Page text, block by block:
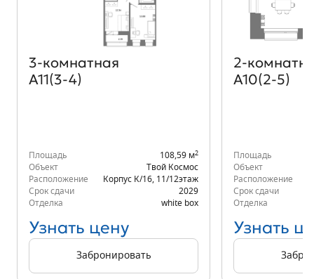
3‑комнатная
А11(3-4)
Площадь 108,59 м2
Объект
Твой Космос
Расположение
Корпус К/16 11/12этаж
Срок сдачи
2029
Отделка
white box
Узнать цену
Забронировать
А10(2-5)
Площадь
Объект
Расположение
Срок сдачи
Отделка
Узнать